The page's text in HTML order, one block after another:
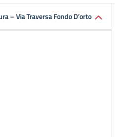
– Via Traversa Fondo D’orto